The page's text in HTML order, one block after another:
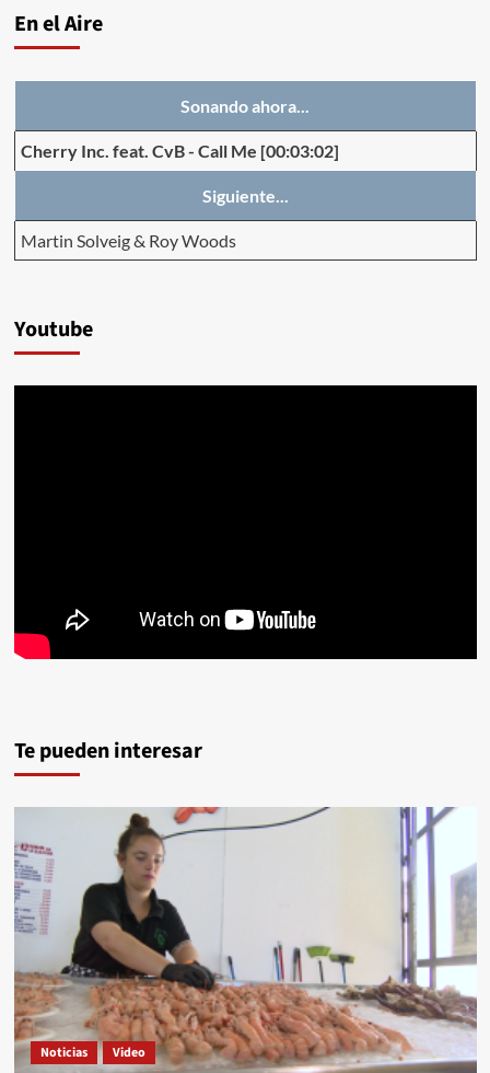
En el Aire
Sonando ahora...
Cherry Inc. feat. CvB- Call Me [00:03:02]
Siguiente...
Martin Solveig & Roy Woods
Youtube
Te pueden interesar
Noticias Video